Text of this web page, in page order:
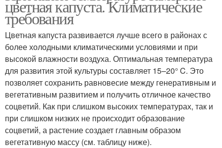
цветная капуста. Климатические
требования
Цветная капуста развивается лучше всего в районах с
более холодными климатическими условиями и при
высокой влажности воздуха. Оптимальная температура
для развития этой культуры составляет 15–20° C. Это
позволяет сохранить равновесие между генеративным и
вегетативным развитием и получить отличное качество
соцветий. Как при слишком высоких температурах, так и
при слишком низких не происходит образование
соцветий, а растение создает главным образом
вегетативную массу (см. таблицу ниже).